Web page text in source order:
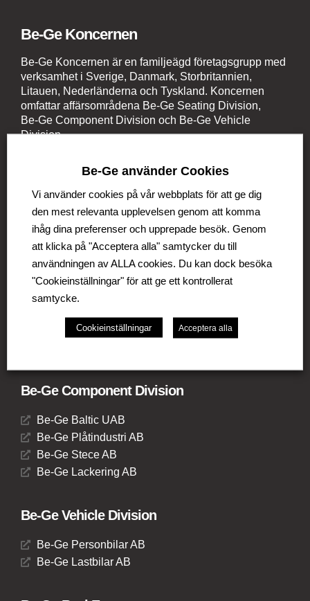
Be-Ge Koncernen
Be-Ge Koncernen är en familjeägd företagsgrupp med
verksamhet i Sverige, Danmark, Storbritannien,
Litauen, Nederländerna och Tyskland. Koncernen
omfattar affärsområdena Be-Ge Seating Division,
Be-Ge Component Division och Be-Ge Vehicle
Division.
Be-Ge Seating Division
Be-Ge Seating AB
Be-Ge Seating A/S
Be-Ge Frapett AB
Be-Ge Seating B.V.
Be-Ge Component Division
Be-Ge Baltic UAB
Be-Ge Plåtindustri AB
Be-Ge Stece AB
Be-Ge Lackering AB
Be-Ge Vehicle Division
Be-Ge Personbilar AB
Be-Ge Lastbilar AB
Be-Ge använder Cookies
Vi använder cookies på vår webbplats för att ge dig
den mest relevanta upplevelsen genom att komma
ihåg dina preferenser och upprepade besök. Genom
att klicka på "Acceptera alla" samtycker du till
användningen av ALLA cookies. Du kan dock besöka
"Cookieinställningar" för att ge ett kontrollerat
samtycke.
Cookieinställningar Acceptera alla